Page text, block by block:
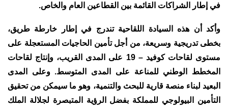
في إطار الشراكات القائمة بين القطاعين العام والخاص.
وأكد أن هذه السيادة اللقاحية تندرج في إطار خارطة طريق،
بخطى تدريجية وسريعة، من أجل تأمين الحاجيات المستعجلة على
مستوى لقاحات كوفيد – 19 على المدى القريب، وإنتاج لقاحات
المخطط الوطني للمناعة على المدى المتوسط. وعلى المدى
البعيد لبناء منصة قارية للبحث والتنمية، وهو ما سيمكن من تحقيق
التأمين البيولوجي للمملكة بفضل الرؤية المتبصرة لجلالة الملك